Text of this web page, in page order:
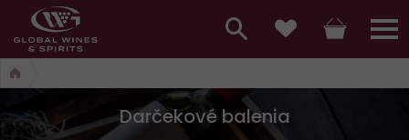
Hlavní
menu,
košík,
vyhledávání,
a
Darčekové balenia